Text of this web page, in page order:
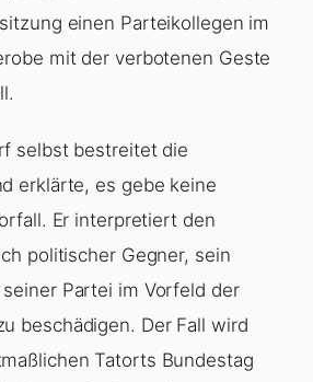
einen Parteikollegen im
mit der verbotenen Geste
selbst bestreitet die
erklärte, es gebe keine
Er interpretiert den
politischer Gegner, sein
Partei im Vorfeld der
beschädigen. Der Fall wird
Tatorts Bundestag